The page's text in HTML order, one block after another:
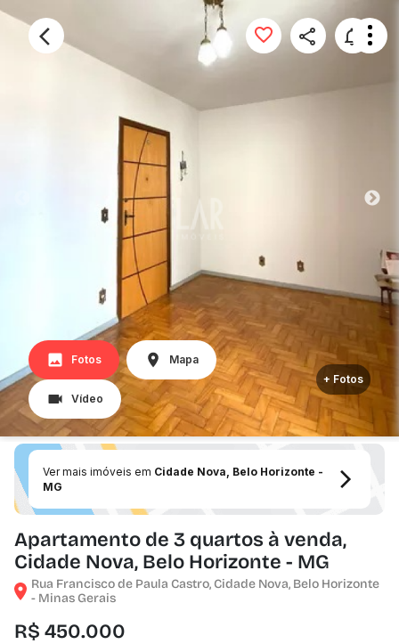
Fotos Mapa
Vídeo
+ Fotos
Ver mais imóveis em Cidade Nova, Belo Horizonte -
MG
Apartamento de 3 quartos à venda,
Cidade Nova, Belo Horizonte - MG
Rua Francisco de Paula Castro, Cidade Nova, Belo Horizonte
- Minas Gerais
R$ 450.000